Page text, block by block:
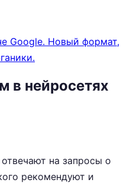
Google. Новый формат,
в нейросетях
на запросы о
рекомендуют и